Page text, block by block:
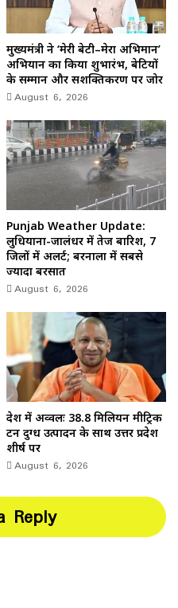
मुख्यमंत्री ने ‘मेरी बेटी–मेरा अभिमान’
अभियान का किया शुभारंभ, बेटियों
के सम्मान और सशक्तिकरण पर जोर
August 6, 2026
Punjab Weather Update:
लुधियाना-जालंधर में तेज बारिश, 7
जिलों में अलर्ट; बरनाला में सबसे
ज्यादा बरसात
August 6, 2026
देश में अव्वलः 38.8 मिलियन मीट्रिक
टन दुग्ध उत्पादन के साथ उत्तर प्रदेश
शीर्ष पर
August 6, 2026
Reply